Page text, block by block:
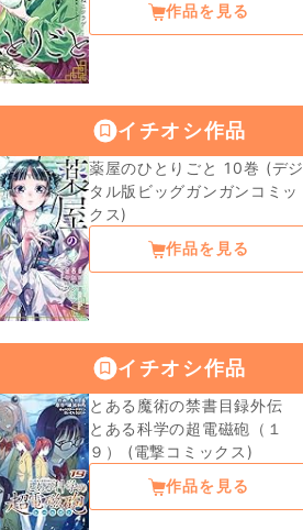
作品を見る
イチオシ作品
薬屋のひとりごと 10巻 (デジ
タル版ビッグガンガンコミッ
クス)
作品を見る
イチオシ作品
とある魔術の禁書目録外伝
とある科学の超電磁砲（１
９） (電撃コミックス)
作品を見る